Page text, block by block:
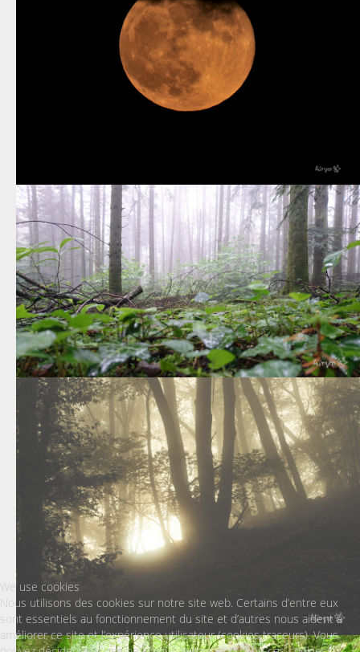
We use cookies
Nous utilisons des cookies sur notre site web. Certains d’entre eux
sont essentiels au fonctionnement du site et d’autres nous aident à
améliorer ce site et l’expérience utilisateur (cookies traceurs). Vous